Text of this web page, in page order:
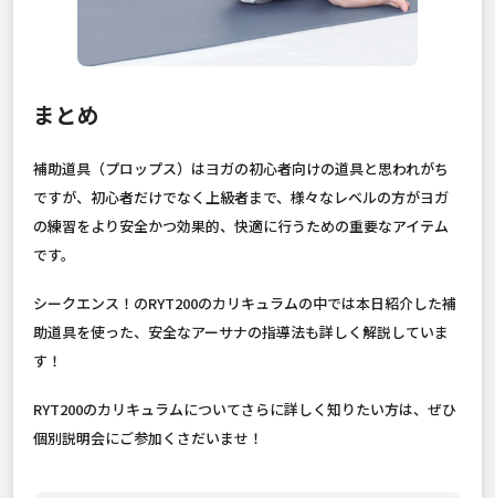
まとめ
補助道具（プロップス）はヨガの初心者向けの道具と思われがち
ですが、初心者だけでなく上級者まで、様々なレベルの方がヨガ
の練習をより安全かつ効果的、快適に行うための重要なアイテム
です。
シークエンス！のRYT200のカリキュラムの中では本日紹介した補
助道具を使った、安全なアーサナの指導法も詳しく解説していま
す！
RYT200のカリキュラムについてさらに詳しく知りたい方は、ぜひ
個別説明会にご参加くさだいませ！